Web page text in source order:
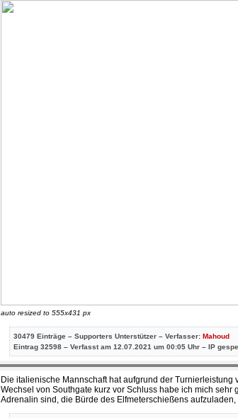
auto resized to 555x431 px
30479 Einträge – Supporters Unterstützer – Verfasser: Mahoud
Eintrag 32598 – Verfasst am 12.07.2021 um 00:05 Uhr – IP
Die italienische Mannschaft hat aufgrund der
Wechsel von Southgate kurz vor Schluss habe ich mich
Adrenalin sind, die Bürde des Elfmeterschießens